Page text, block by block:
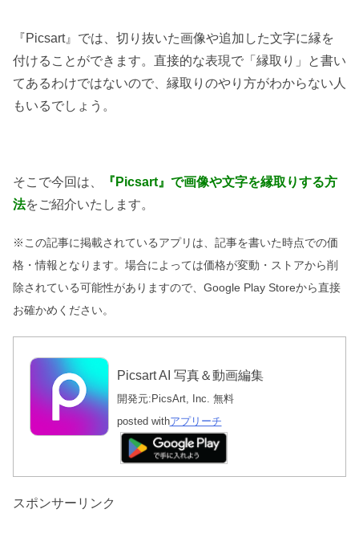
『Picsart』では、切り抜いた画像や追加した文字に縁を
付けることができます。直接的な表現で「縁取り」と書い
てあるわけではないので、縁取りのやり方がわからない人
もいるでしょう。
そこで今回は、 『 Picsart 』で画像や文字を縁取りする方
法をご紹介いたします。
※この記事に掲載されているアプリは、記事を書いた時点での価
格・情報となります。場合によっては価格が変動・ストアから削
除されている可能性がありますので、Google Play Storeから直接
お確かめください。
Picsart AI 写真＆動画編集
開発元: PicsArt, Inc. 無料
posted withアプリーチ
スポンサーリンク